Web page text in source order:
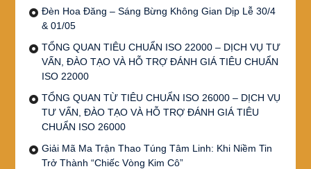
Đèn Hoa Đăng – Sáng Bừng Không Gian Dịp Lễ 30/4
& 01/05
TỔNG QUAN TIÊU CHUẨN ISO 22000 – DỊCH VỤ TƯ
VẤN, ĐÀO TẠO VÀ HỖ TRỢ ĐÁNH GIÁ TIÊU CHUẨN
ISO 22000
TỔNG QUAN TỪ TIÊU CHUẨN ISO 26000 – DỊCH VỤ
TƯ VẤN, ĐÀO TẠO VÀ HỖ TRỢ ĐÁNH GIÁ TIÊU
CHUẨN ISO 26000
Giải Mã Ma Trận Thao Túng Tâm Linh: Khi Niềm Tin
Trở Thành “Chiếc Vòng Kim Cô”